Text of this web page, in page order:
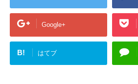
Google+
B! はてブ